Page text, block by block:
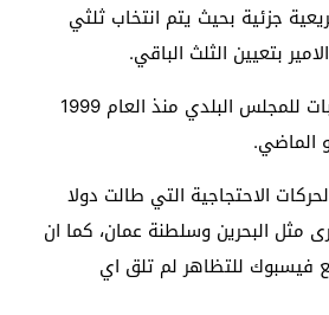
جزئية بحيث يتم انتخاب ثلثي
بتعيين الثلث الباقي.
ونظمت قطر اربع انتخابات للمجلس البلدي منذ العام 1999
الماضي.
الاحتجاجية التي طالت دولا
مثل البحرين وسلطنة عمان، كما ان
للتظاهر لم تلق اي